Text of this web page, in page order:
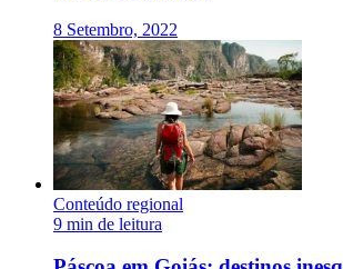
8 Setembro, 2022
Conteúdo regional
9 min de leitura